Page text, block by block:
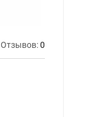
Отзывов:0